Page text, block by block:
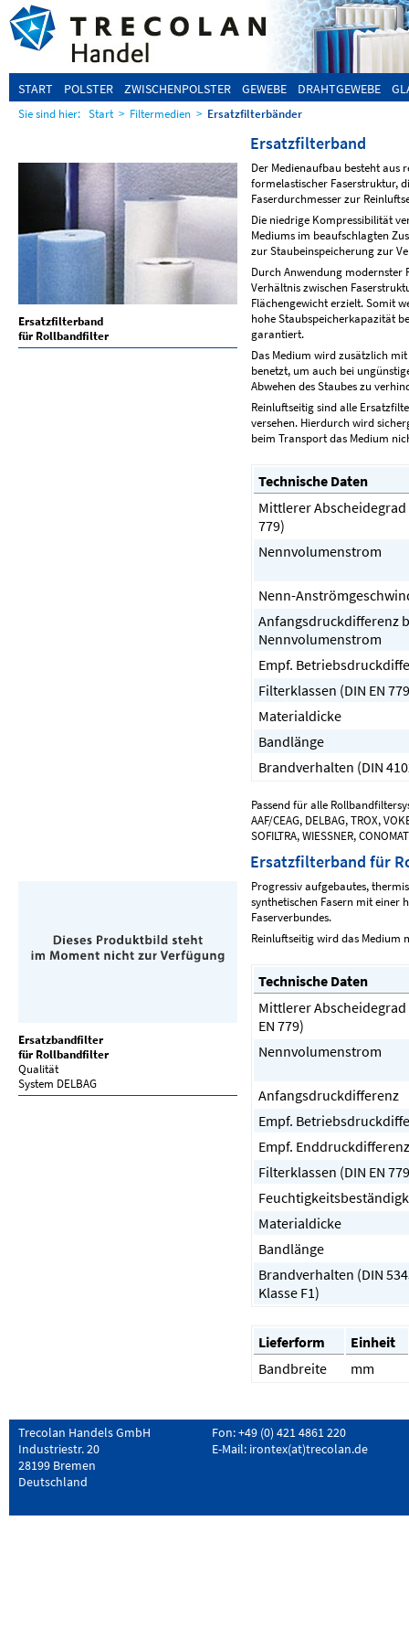
START POLSTER ZWISCHENPOLSTER GEWEBE DRAHTGEWEBE
Sie sind hier: Start > Filtermedien > Ersatzfilterbänder
Ersatzfilterband
Der Medienaufbau besteht aus
formelastischer Faserstruktur,
Faserdurchmesser zur
Die niedrige Kompressibilität
Mediums im beaufschlagten
zur Staubeinspeicherung zur
Durch Anwendung modernster
Verhältnis zwischen
Flächengewicht erzielt. Somit
hohe Staubspeicherkapazität
garantiert.
Das Medium wird zusätzlich
benetzt, um auch bei
Abwehen des Staubes zu
Reinluftseitig sind alle
versehen. Hierdurch wird
beim Transport das Medium
Technische Daten
Mittlerer Abscheidegrad
779)
Nennvolumenstrom
Nenn-
Anfangsdruckdifferenz
Nennvolumenstrom
Empf.
Filterklassen (DIN EN
Materialdicke
Bandlänge
Brandverhalten (DIN
Passend für alle
AAF/CEAG, DELBAG, TROX,
SOFILTRA, WIESSNER,
Ersatzfilterband
für Rollbandfilter
Ersatzfilterband für
Progressiv aufgebautes,
synthetischen Fasern mit einer
Faserverbundes.
Reinluftseitig wird das Medium
Technische Daten
Mittlerer Abscheidegrad
EN 779)
Nennvolumenstrom
Anfangsdruckdifferenz
Empf.
Empf. Enddruckdifferenz
Filterklassen (DIN EN
Materialdicke
Bandlänge
Brandverhalten (DIN
Klasse F1)
Lieferform
Einheit
Bandbreite
mm
Ersatzbandfilter
für Rollbandfilter
Qualität
System DELBAG
Trecolan Handels GmbH
Industriestr. 20
28199 Bremen
Deutschland
Fon: +49 (0) 421 4861 220
E-Mail: irontex(at)trecolan.de